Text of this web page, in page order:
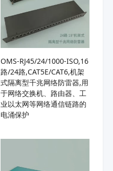
OMS-RJ45/24/1000-ISO,16
路/24路,CAT5E/CAT6,机架
式隔离型千兆网络防雷器,用
于网络交换机、路由器、工
业以太网等网络通信链路的
电涌保护